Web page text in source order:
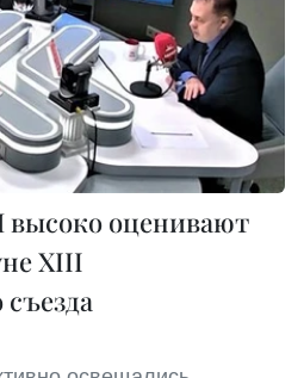
оценивают
XIII